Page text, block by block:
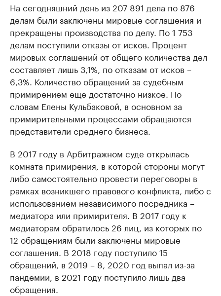
На сегодняшний день из 207 891 дела по 876
делам были заключены мировые соглашения и
прекращены производства по делу. По 1 753
делам поступили отказы от исков. Процент
мировых соглашений от общего количества дел
составляет лишь 3,1%, по отказам от исков –
6,3%. Количество обращений за судебным
примирением еще достаточно низкое. По
словам Елены Кульбаковой, в основном за
примирительными процессами обращаются
представители среднего бизнеса.
В 2017 году в Арбитражном суде открылась
комната примирения, в которой стороны могут
либо самостоятельно провести переговоры в
рамках возникшего правового конфликта, либо с
использованием независимого посредника –
медиатора или примирителя. В 2017 году к
медиаторам обратилось 26 лиц, из которых по
12 обращениям были заключены мировые
соглашения. В 2018 году поступило 15
обращений, в 2019 – 8, 2020 год выпал из-за
пандемии, в 2021 году поступило лишь два
обращения.